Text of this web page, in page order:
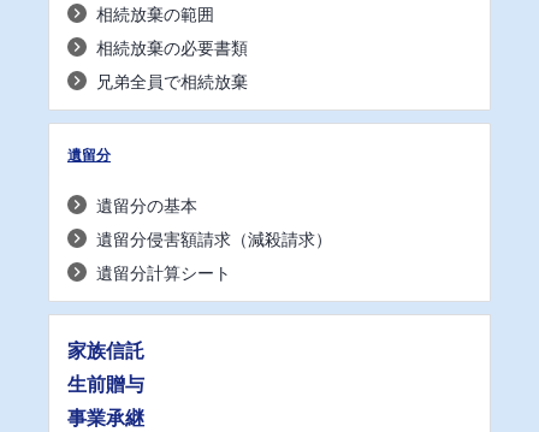
相続放棄の範囲
相続放棄の必要書類
兄弟全員で相続放棄
遺留分
遺留分の基本
遺留分侵害額請求（減殺請求）
遺留分計算シート
家族信託
生前贈与
事業承継